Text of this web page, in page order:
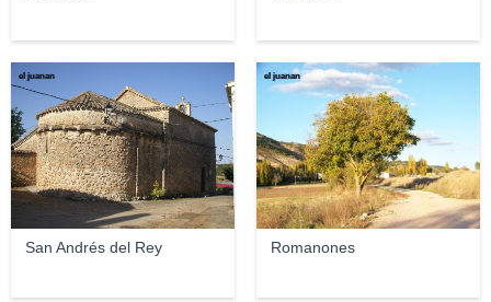
San Andrés del Rey
el juanan
Romanones
el juanan